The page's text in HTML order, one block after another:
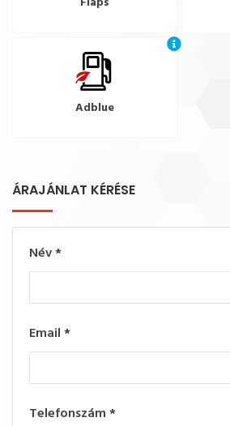
Adblue
ÁRAJÁNLAT KÉRÉSE
Név*
Email*
Telefonszám*